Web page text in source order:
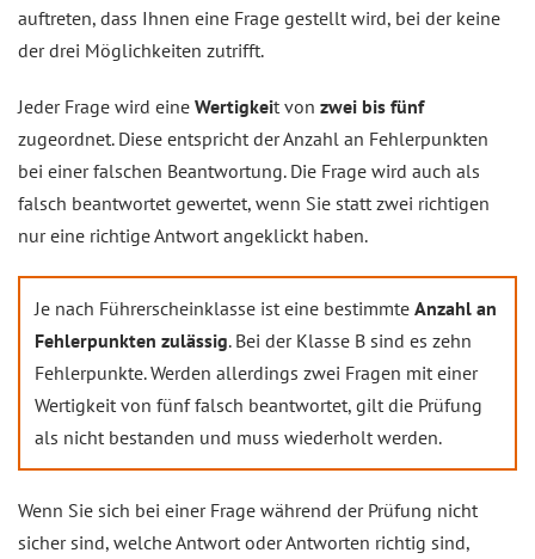
auftreten, dass Ihnen eine Frage gestellt wird, bei der keine
der drei Möglichkeiten zutrifft.
Jeder Frage wird eine Wertigkeit von zwei bis fünf
zugeordnet. Diese entspricht der Anzahl an Fehlerpunkten
bei einer falschen Beantwortung. Die Frage wird auch als
falsch beantwortet gewertet, wenn Sie statt zwei richtigen
nur eine richtige Antwort angeklickt haben.
Je nach Führerscheinklasse ist eine bestimmte Anzahl an
Fehlerpunkten zulässig. Bei der Klasse B sind es zehn
Fehlerpunkte. Werden allerdings zwei Fragen mit einer
Wertigkeit von fünf falsch beantwortet, gilt die Prüfung
als nicht bestanden und muss wiederholt werden.
Wenn Sie sich bei einer Frage während der Prüfung nicht
sicher sind, welche Antwort oder Antworten richtig sind,